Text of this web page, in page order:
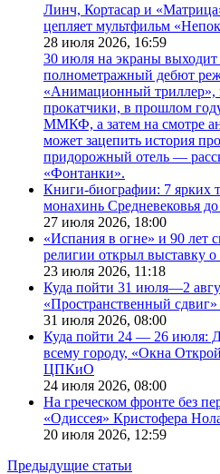
Линч, Кортасар и
цепляет мультфильм
28 июля 2026, 16:59
30 июля на экраны
полнометражный дебют
«Анимационный триллер»,
прокатчики, в прошлом
ММКФ, а затем на смотре
может зацепить история
придорожный отель —
«Фонтанки».
Книги-биографии: 7 ярких
монахинь Средневековья
27 июля 2026, 18:00
«Испания в огне» и 90 лет
религии открыл выставку
23 июля 2026, 11:18
Куда пойти 31 июля—2
«Пространственный
31 июля 2026, 08:00
Куда пойти 24 — 26 июля:
всему городу, «Окна
ЦПКиО
24 июля 2026, 08:00
На греческом фронте без
«Одиссея» Кристофера
20 июля 2026, 12:59
Предыдущие статьи